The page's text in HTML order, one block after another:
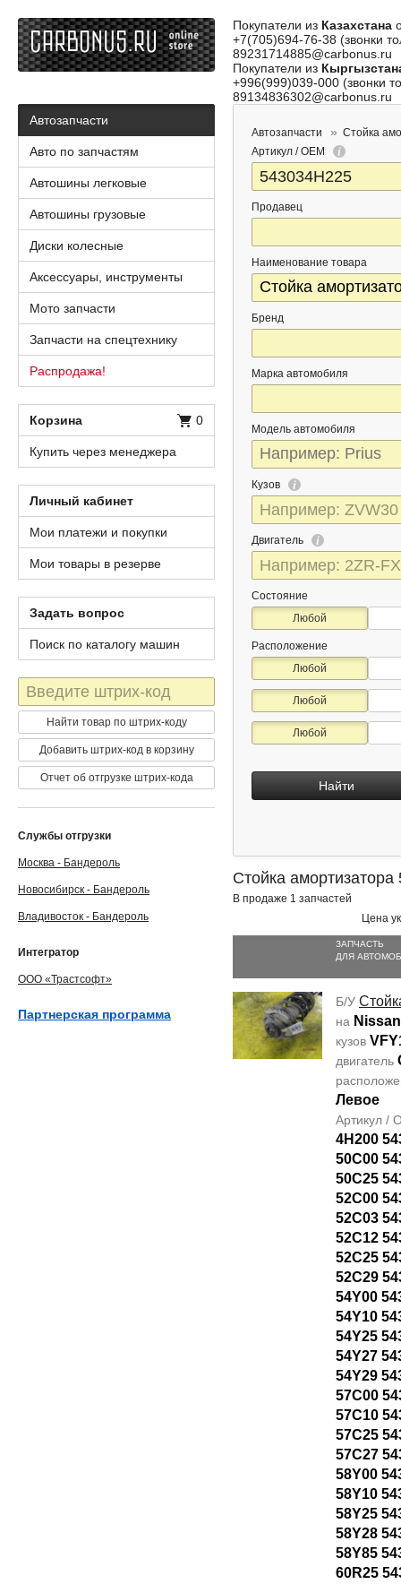
Покупатели из Казахстана
+7(705)694-76-38 (звонки
89231714885@carbonus.ru
Покупатели из
+996(999)039-000 (звонки
89134836302@carbonus.ru
Автозапчасти
Стойка
Артикул / OEM
Продавец
Наименование товара
Бренд
Марка автомобиля
Модель автомобиля
Кузов
Двигатель
Состояние
Любой
Расположение
Любой
Любой
Любой
Найти
Стойка амортизатора
В продаже 1 запчастей
Цена
ЗАПЧАСТЬ
ДЛЯ
Б/У
на
кузов
двигатель
Левое
Артикул /
4H200
50C00
50C25
52C00
52C03
52C12
52C25
52C29
54Y00
54Y10
54Y25
54Y27
54Y29
57C00
57C10
57C25
57C27
58Y00
58Y10
58Y25
58Y28
58Y85
60R25
Автозапчасти
Авто по запчастям
Автошины легковые
Автошины грузовые
Диски колесные
Аксессуары, инструменты
Мото запчасти
Запчасти на спецтехнику
Распродажа!
Корзина 0
Купить через менеджера
Личный кабинет
Мои платежи и покупки
Мои товары в резерве
Задать вопрос
Поиск по каталогу машин
Штрих-
код
Найти товар по штрих-коду
Добавить штрих-код в корзину
Отчет об отгрузке штрих-кода
Службы отгрузки
Москва - Бандероль
Новосибирск - Бандероль
Владивосток - Бандероль
Интегратор
ООО «Трастсофт»
Партнерская программа